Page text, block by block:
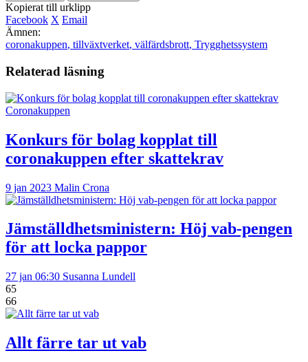
Kopierat till urklipp
Facebook X Email
Ämnen:
coronakuppen, tillväxtverket, välfärdsbrott, Trygghetssystem
Relaterad läsning
Coronakuppen
Konkurs för bolag kopplat till
coronakuppen efter skattekrav
9 jan 2023 Malin Crona
Jämställdhetsministern: Höj vab-pengen
för att locka pappor
27 jan 06:30 Susanna Lundell
65
66
Allt färre tar ut vab